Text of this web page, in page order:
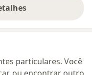
o endereço
particulares. Você